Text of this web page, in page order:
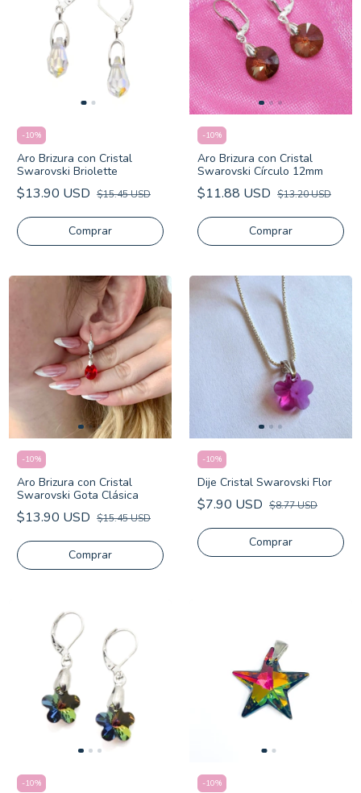
-10%
Aro Brizura con Cristal
Swarovski Briolette
$13.90 USD $15.45 USD
-10%
Aro Brizura con Cristal
Swarovski Círculo 12mm
$11.88 USD $13.20 USD
-10%
Aro Brizura con Cristal
Swarovski Gota Clásica
$13.90 USD $15.45 USD
-10%
Dije Cristal Swarovski Flor
$7.90 USD $8.77 USD
-10% -10%